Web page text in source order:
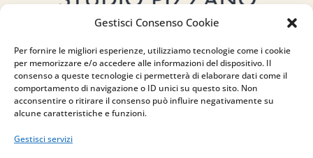
Gestisci Consenso Cookie
Per fornire le migliori esperienze, utilizziamo tecnologie come i cookie
per memorizzare e/o accedere alle informazioni del dispositivo. Il
consenso a queste tecnologie ci permetterà di elaborare dati come il
comportamento di navigazione o ID unici su questo sito. Non
acconsentire o ritirare il consenso può influire negativamente su
alcune caratteristiche e funzioni.
Gestisci servizi
Indirizzo
via Sant’Alessio, 5